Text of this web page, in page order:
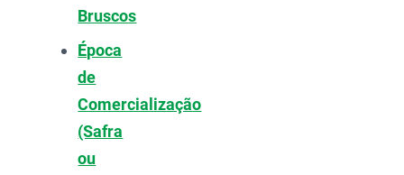
Bruscos
Época
de
Comercialização
(Safra
ou